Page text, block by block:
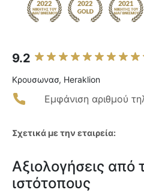
9.2
Κρουσωνασ, Heraklion
Εμφάνιση αριθμού
Σχετικά με την εταιρεία:
Αξιολογήσεις
ιστότοπους